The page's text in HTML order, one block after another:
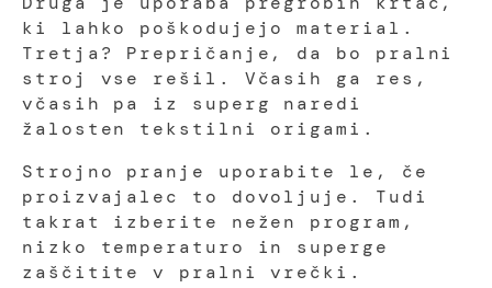
ki lahko poškodujejo material.
Tretja? Prepričanje, da bo pralni
stroj vse rešil. Včasih ga res,
včasih pa iz superg naredi
žalosten tekstilni origami.
Strojno pranje uporabite le, če
proizvajalec to dovoljuje. Tudi
takrat izberite nežen program,
nizko temperaturo in superge
zaščitite v pralni vrečki.